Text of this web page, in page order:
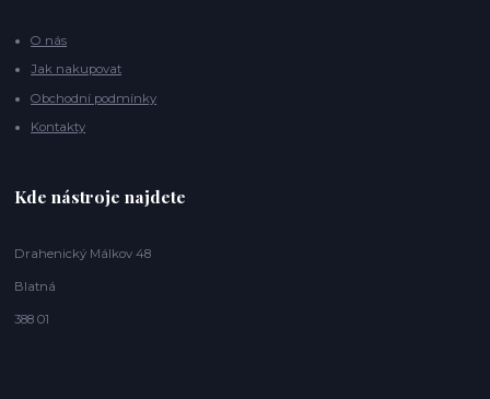
O nás
Jak nakupovat
Obchodní podmínky
Kontakty
Kde nástroje najdete
Drahenický Málkov 48
Blatná
388 01